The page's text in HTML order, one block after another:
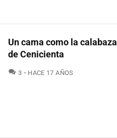
Un cama como la calabaza
de Cenicienta
3 COMENTARIOS
HACE 17 AÑOS